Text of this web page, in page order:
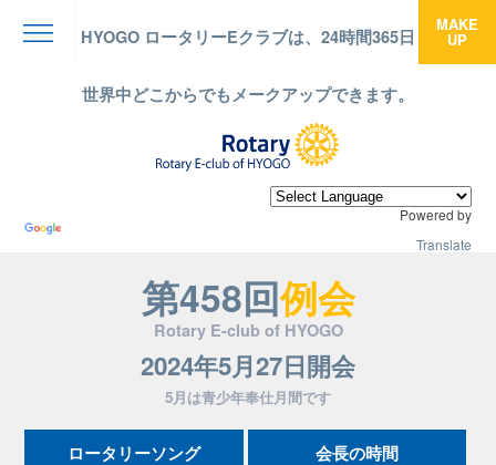
HYOGO ロータリーEクラブは、24時間365日
世界中どこからでもメークアップできます。
MAKE
UP
Powered by
Translate
第458回例会
Rotary E-club of HYOGO
2024年5月27日開会
5月は青少年奉仕月間です
ロータリーソング 会長の時間